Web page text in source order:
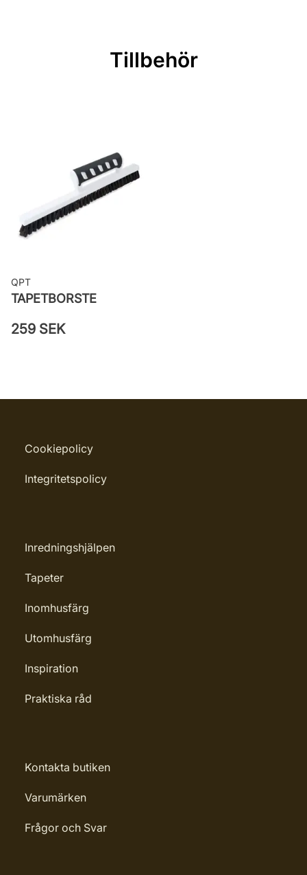
Applicering av lim: Lim strykes på
Tillbehör
QPT
TAPETBORSTE
259 SEK
Cookiepolicy
Integritetspolicy
Inredningshjälpen
Tapeter
Inomhusfärg
Utomhusfärg
Inspiration
Praktiska råd
Kontakta butiken
Varumärken
Frågor och Svar